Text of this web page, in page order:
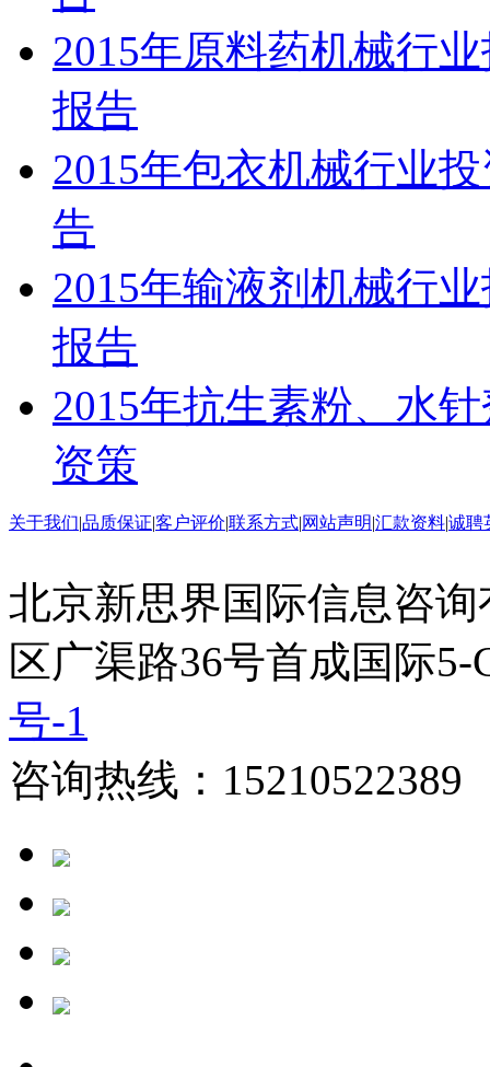
2015年原料药机械行
报告
2015年包衣机械行业
告
2015年输液剂机械行
报告
2015年抗生素粉、水
资策
关于我们|品质保证|客户评价|联系方式|网站声明|汇款资料|诚聘
北京新思界国际信息咨
区广渠路36号首成国际
号-1
咨询热线：